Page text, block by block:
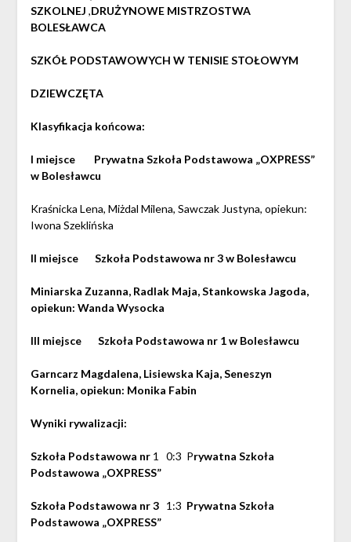
SZKOLNEJ ,DRUŻYNOWE MISTRZOSTWA
BOLESŁAWCA
SZKÓŁ PODSTAWOWYCH W TENISIE STOŁOWYM
DZIEWCZĘTA
Klasyfikacja końcowa:
I miejsce Prywatna Szkoła Podstawowa „OXPRESS”
w Bolesławcu
Kraśnicka Lena, Miżdal Milena, Sawczak Justyna, opiekun:
Iwona Szeklińska
II miejsce Szkoła Podstawowa nr 3 w Bolesławcu
Miniarska Zuzanna, Radlak Maja, Stankowska Jagoda,
opiekun: Wanda Wysocka
III miejsce Szkoła Podstawowa nr 1 w Bolesławcu
Garncarz Magdalena, Lisiewska Kaja, Seneszyn
Kornelia, opiekun: Monika Fabin
Wyniki rywalizacji:
Szkoła Podstawowa nr 1 0:3 Prywatna Szkoła
Podstawowa „OXPRESS”
Szkoła Podstawowa nr 3 1:3 Prywatna Szkoła
Podstawowa „OXPRESS”